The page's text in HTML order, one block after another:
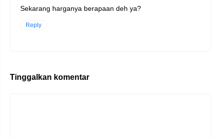
Sekarang harganya berapaan deh ya?
Reply
Tinggalkan komentar